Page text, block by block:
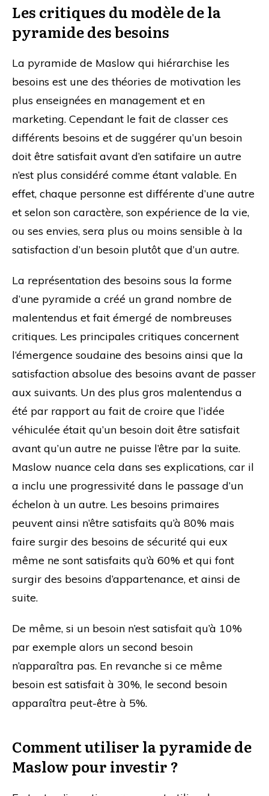
Les critiques du modèle de la
pyramide des besoins
La pyramide de Maslow qui hiérarchise les
besoins est une des théories de motivation les
plus enseignées en management et en
marketing. Cependant le fait de classer ces
différents besoins et de suggérer qu’un besoin
doit être satisfait avant d’en satifaire un autre
n’est plus considéré comme étant valable. En
effet, chaque personne est différente d’une autre
et selon son caractère, son expérience de la vie,
ou ses envies, sera plus ou moins sensible à la
satisfaction d’un besoin plutôt que d’un autre.
La représentation des besoins sous la forme
d’une pyramide a créé un grand nombre de
malentendus et fait émergé de nombreuses
critiques. Les principales critiques concernent
l’émergence soudaine des besoins ainsi que la
satisfaction absolue des besoins avant de passer
aux suivants. Un des plus gros malentendus a
été par rapport au fait de croire que l’idée
véhiculée était qu’un besoin doit être satisfait
avant qu’un autre ne puisse l’être par la suite.
Maslow nuance cela dans ses explications, car il
a inclu une progressivité dans le passage d’un
échelon à un autre. Les besoins primaires
peuvent ainsi n’être satisfaits qu’à 80% mais
faire surgir des besoins de sécurité qui eux
même ne sont satisfaits qu’à 60% et qui font
surgir des besoins d’appartenance, et ainsi de
suite.
De même, si un besoin n’est satisfait qu’à 10%
par exemple alors un second besoin
n’apparaîtra pas. En revanche si ce même
besoin est satisfait à 30%, le second besoin
apparaîtra peut-être à 5%.
Comment utiliser la pyramide de
Maslow pour investir ?